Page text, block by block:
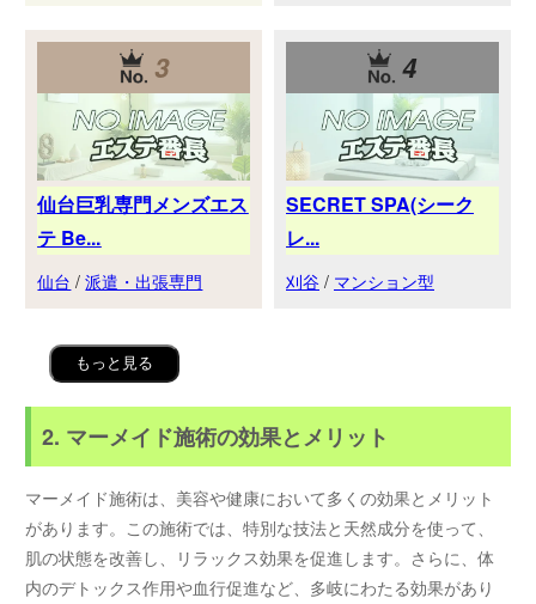
3
仙台巨乳専門メンズエス
テ Be...
仙台 /派遣・出張専門
4
SECRET SPA(シーク
レ...
刈谷 / マンション型
もっと見る
2. マーメイド施術の効果とメリット
マーメイド施術は、美容や健康において多くの効果とメリット
があります。この施術では、特別な技法と天然成分を使って、
肌の状態を改善し、リラックス効果を促進します。さらに、体
内のデトックス作用や血行促進など、多岐にわたる効果があり